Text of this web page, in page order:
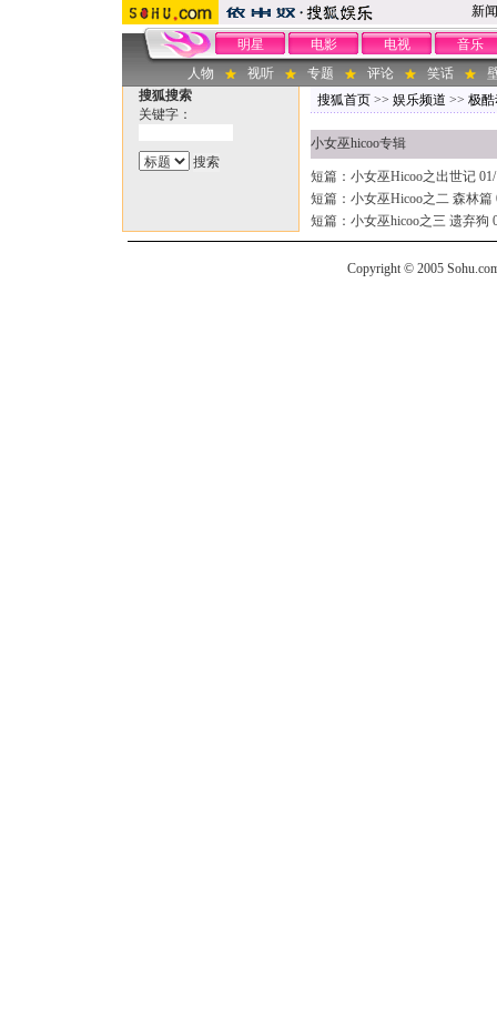
新闻
明星 电影 电视
音乐
人物
视听 专题 评论 笑话
搜狐搜索
关键字：
搜狐首页 >> 娱乐频道 >> 极
小女巫hicoo专辑
短篇：小女巫Hicoo之出世记
短篇：小女巫Hicoo之二 森林篇
短篇：小女巫hicoo之三 遗弃狗
Copyright © 2005